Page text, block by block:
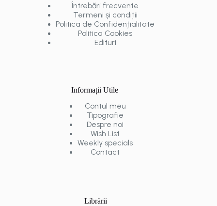
Întrebări frecvente
Termeni și condiții
Politica de Confidențialitate
Politica Cookies
Edituri
Informații Utile
Contul meu
Tipografie
Despre noi
Wish List
Weekly specials
Contact
Librării